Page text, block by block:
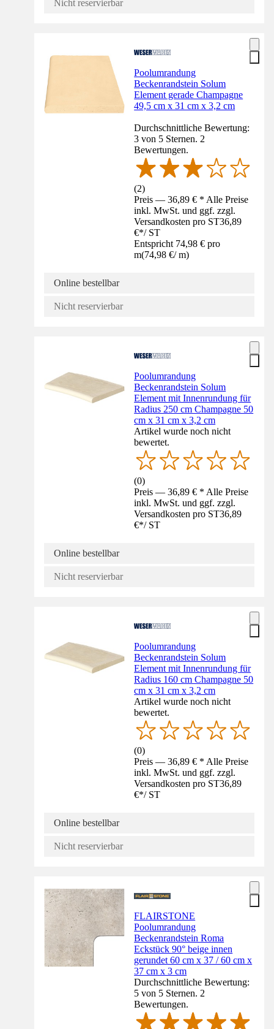
Nicht reservierbar
Poolumrandung
Beckenrandstein Solum
Element gerade Champagne
49,5 cm x 31 cm x 3,2 cm
Durchschnittliche Bewertung:
3 von 5 Sternen. 2
Bewertungen.
(2)
Preis — 36,89 € * Alle Preise
inkl. MwSt. und ggf. zzgl.
Versandkosten pro ST36,89
€*/ ST
Entspricht 74,98 € pro
m(74,98 €/ m)
Online bestellbar
Nicht reservierbar
Poolumrandung
Beckenrandstein Solum
Element mit Innenrundung für
Radius 250 cm Champagne 50
cm x 31 cm x 3,2 cm
Artikel wurde noch nicht
bewertet.
(0)
Preis — 36,89 € * Alle Preise
inkl. MwSt. und ggf. zzgl.
Versandkosten pro ST36,89
€*/ ST
Online bestellbar
Nicht reservierbar
Poolumrandung
Beckenrandstein Solum
Element mit Innenrundung für
Radius 160 cm Champagne 50
cm x 31 cm x 3,2 cm
Artikel wurde noch nicht
bewertet.
(0)
Preis — 36,89 € * Alle Preise
inkl. MwSt. und ggf. zzgl.
Versandkosten pro ST36,89
€*/ ST
Online bestellbar
Nicht reservierbar
FLAIRSTONE
Poolumrandung
Beckenrandstein Roma
Eckstück 90° beige innen
gerundet 60 cm x 37 / 60 cm x
37 cm x 3 cm
Durchschnittliche Bewertung:
5 von 5 Sternen. 2
Bewertungen.